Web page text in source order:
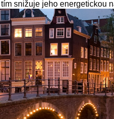
snižuje jeho energetickou